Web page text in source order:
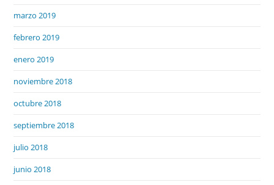
marzo 2019
febrero 2019
enero 2019
noviembre 2018
octubre 2018
septiembre 2018
julio 2018
junio 2018